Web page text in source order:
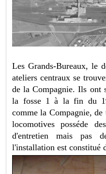
Les Grands-Bureaux, le
ateliers centraux se
de la Compagnie. Ils ont
la fosse 1 à la fin du
comme la Compagnie,
locomotives posséde
d'entretien mais pas
l'installation est constitué